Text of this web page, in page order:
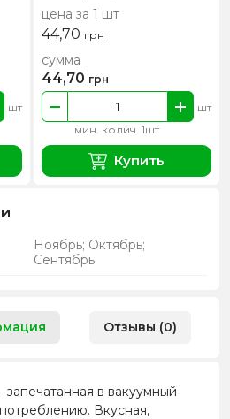
шт
цена за 1 шт
44,70 грн
мин. колич. 1шт
шт
сумма
44,70 грн
Купить
Ноябрь; Октябрь;
Сентябрь
Отзывы (0)
запечатанная в вакуумный
Вкусная,